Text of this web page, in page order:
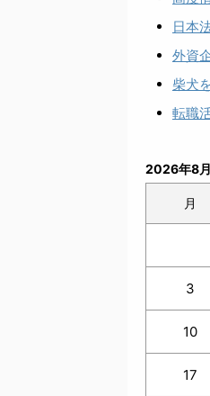
日本
外資
柴犬
転職
2026年8月
月
3
10
17